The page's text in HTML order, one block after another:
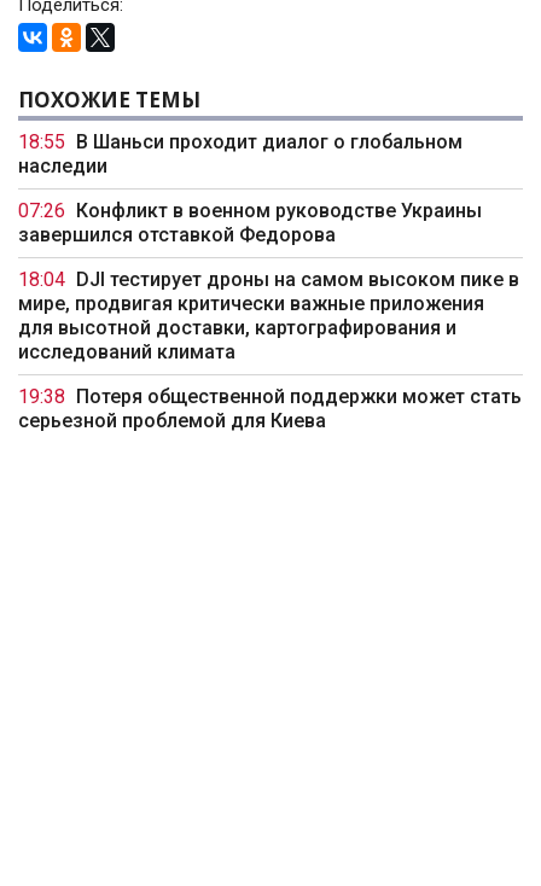
Поделиться:
ПОХОЖИЕ ТЕМЫ
18:55
В Шаньси проходит диалог о глобальном
наследии
07:26
Конфликт в военном руководстве Украины
завершился отставкой Федорова
18:04
DJI тестирует дроны на самом высоком пике в
мире, продвигая критически важные приложения
для высотной доставки, картографирования и
исследований климата
19:38
Потеря общественной поддержки может стать
серьезной проблемой для Киева